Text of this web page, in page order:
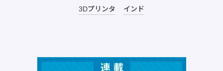
3Dプリンタ インド